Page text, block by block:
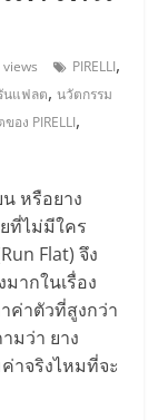
views PIRELLI,
นแฟลต,นวัตกรรม
อง PIRELLI,
หรือยาง
ที่ไม่มีใคร
Flat) จึง
ากในเรื่อง
ค่าตัวที่สูงกว่า
มว่า ยาง
าจริงไหมที่จะ